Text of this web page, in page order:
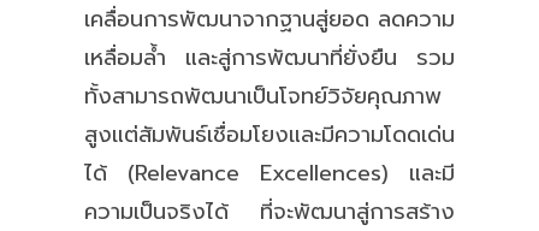
เคลื่อนการพัฒนาจากฐานสู่ยอด ลดความ
เหลื่อมลํ้า และสู่การพัฒนาที่ยั่งยืน รวม
ทั้งสามารถพัฒนาเป็นโจทย์วิจัยคุณภาพ
สูงแต่สัมพันธ์เชื่อมโยงและมีความโดดเด่น
ได้ (Relevance Excellences) และมี
ความเป็นจริงได้ ที่จะพัฒนาสู่การสร้าง